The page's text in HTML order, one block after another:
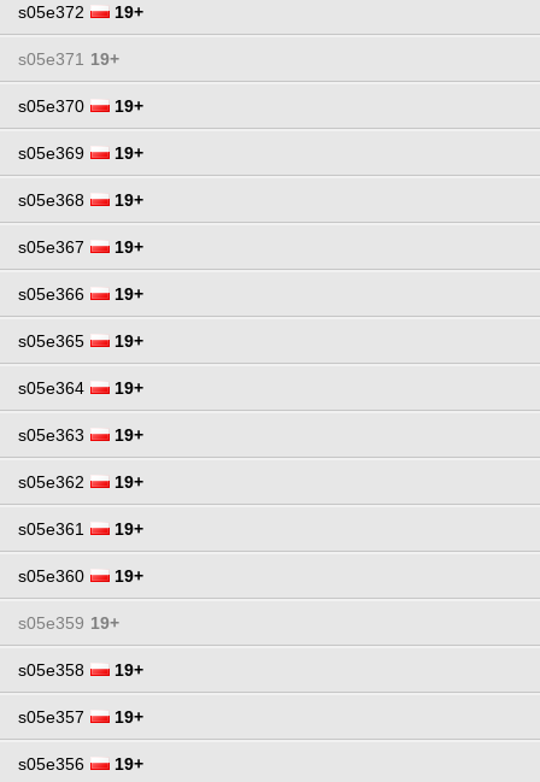
s05e372 19+
s05e371 19+
s05e370 19+
s05e369 19+
s05e368 19+
s05e367 19+
s05e366 19+
s05e365 19+
s05e364 19+
s05e363 19+
s05e362 19+
s05e361 19+
s05e360 19+
s05e359 19+
s05e358 19+
s05e357 19+
s05e356 19+